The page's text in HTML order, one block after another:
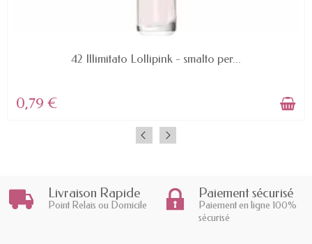
42 Illimitato Lollipink - smalto per...
0,79 €
Livraison Rapide
Point Relais ou Domicile
Paiement sécurisé
Paiement en ligne 100%
sécurisé